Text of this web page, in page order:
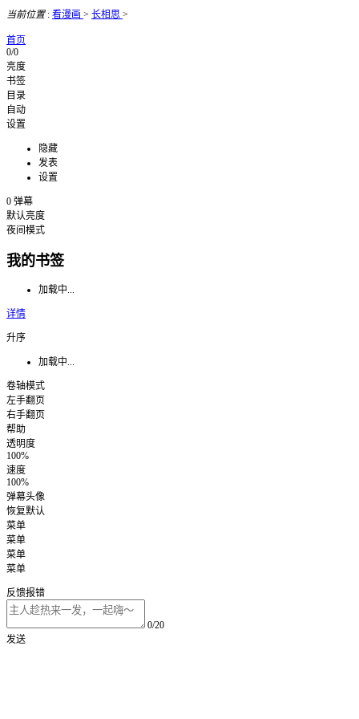
当前位置: 看漫画 > 长相思 >
首页
0/0
亮度
书签
目录
自动
设置
隐藏
发表
设置
0 弹幕
默认亮度
夜间模式
我的书签
加载中...
详情
升序
加载中...
卷轴模式
左手翻页
右手翻页
帮助
透明度
100%
速度
100%
弹幕头像
恢复默认
菜单
菜单
菜单
菜单
反馈报错
0/20
发送